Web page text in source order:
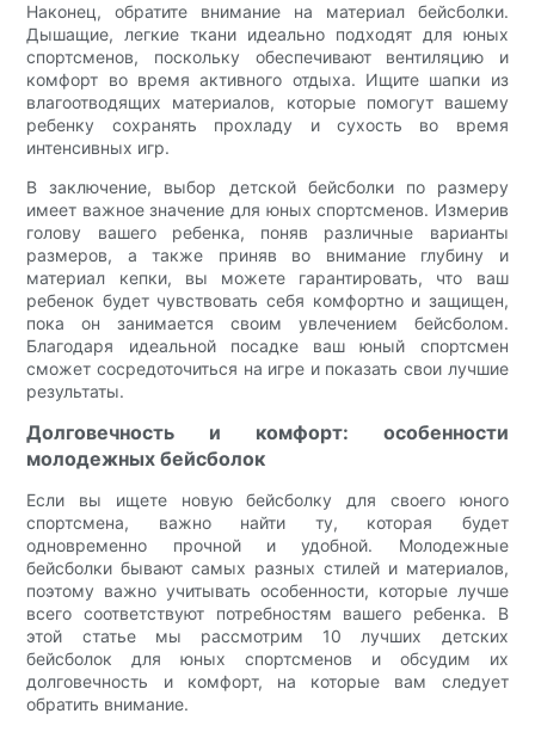
Наконец, обратите внимание на материал бейсболки.
Дышащие, легкие ткани идеально подходят для юных
спортсменов, поскольку обеспечивают вентиляцию и
комфорт во время активного отдыха. Ищите шапки из
влагоотводящих материалов, которые помогут вашему
ребенку сохранять прохладу и сухость во время
интенсивных игр.
В заключение, выбор детской бейсболки по размеру
имеет важное значение для юных спортсменов. Измерив
голову вашего ребенка, поняв различные варианты
размеров, а также приняв во внимание глубину и
материал кепки, вы можете гарантировать, что ваш
ребенок будет чувствовать себя комфортно и защищен,
пока он занимается своим увлечением бейсболом.
Благодаря идеальной посадке ваш юный спортсмен
сможет сосредоточиться на игре и показать свои лучшие
результаты.
Долговечность и комфорт: особенности
молодежных бейсболок
Если вы ищете новую бейсболку для своего юного
спортсмена, важно найти ту, которая будет
одновременно прочной и удобной. Молодежные
бейсболки бывают самых разных стилей и материалов,
поэтому важно учитывать особенности, которые лучше
всего соответствуют потребностям вашего ребенка. В
этой статье мы рассмотрим 10 лучших детских
бейсболок для юных спортсменов и обсудим их
долговечность и комфорт, на которые вам следует
обратить внимание.